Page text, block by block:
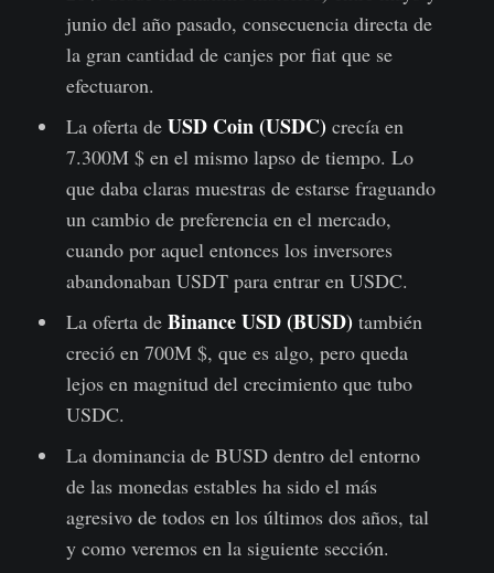
junio del año pasado, consecuencia directa de
la gran cantidad de canjes por fiat que se
efectuaron.
La oferta de USD Coin (USDC) crecía en
7.300M $ en el mismo lapso de tiempo. Lo
que daba claras muestras de estarse fraguando
un cambio de preferencia en el mercado,
cuando por aquel entonces los inversores
abandonaban USDT para entrar en USDC.
La oferta de Binance USD (BUSD) también
creció en 700M $, que es algo, pero queda
lejos en magnitud del crecimiento que tubo
USDC.
La dominancia de BUSD dentro del entorno
de las monedas estables ha sido el más
agresivo de todos en los últimos dos años, tal
y como veremos en la siguiente sección.